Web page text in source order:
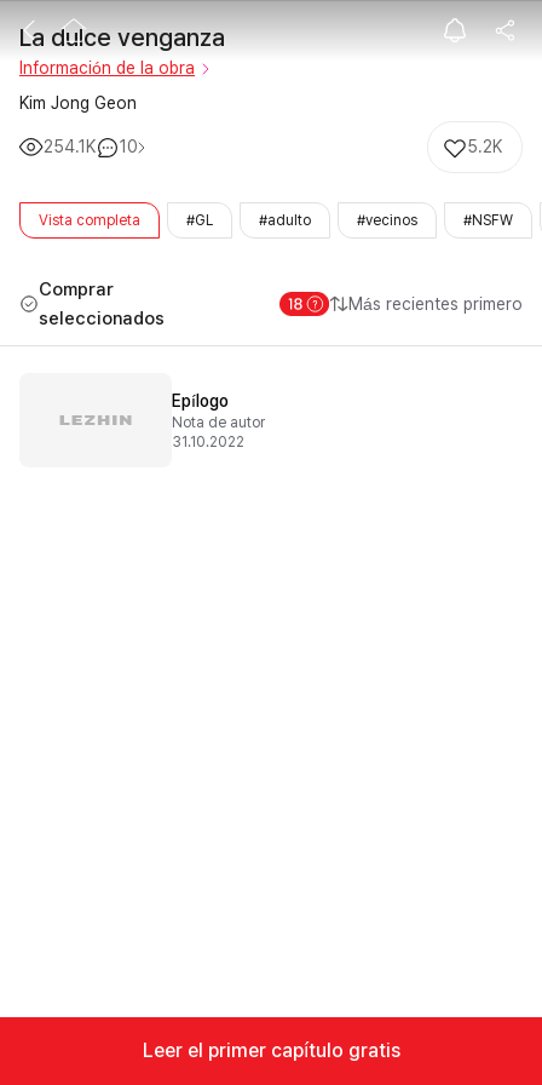
La dulce
La dulce venganza
Información de la obra
Kim Jong Geon
254.1K 10 5.2K
Vista completa #GL #adulto #vecinos #NSFW
Comprar
seleccionados
Más recientes primero
Epílogo
Nota de autor
31.10.2022
Leer el primer capítulo gratis